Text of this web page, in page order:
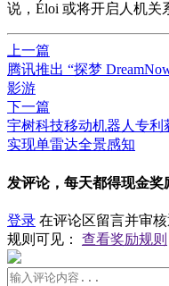
说，Éloi 或将开启人机关
上一篇
腾讯推出 “探梦
影游
下一篇
宇树科技移动机器人专
实现单雷达全景感知
发评论，每天都得现金
登录 在评论区留言并审
规则可见： 查看奖励规则